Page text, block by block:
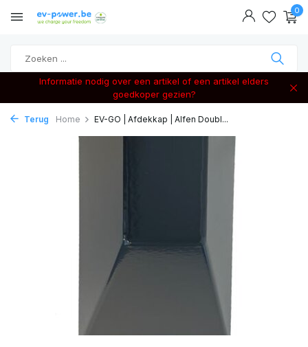
0
Informatie nodig over een artikel of een artikel elders
goedkoper gezien?
Terug Home EV-GO | Afdekkap | Alfen Doubl...